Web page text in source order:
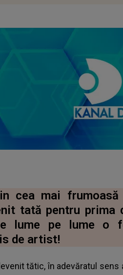
cea mai frumoasă
tată pentru prima
lume pe lume o
de artist!
tătic, în adevăratul sens